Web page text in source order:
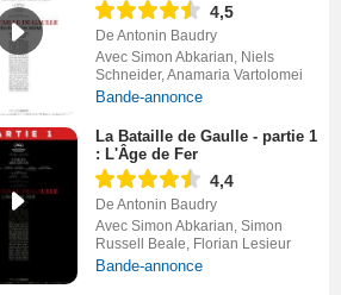
4,5
De Antonin Baudry
Avec Simon Abkarian, Niels
Schneider, Anamaria Vartolomei
Bande-annonce
La Bataille de Gaulle - partie 1
: L'Âge de Fer
4,4
De Antonin Baudry
Avec Simon Abkarian, Simon
Russell Beale, Florian Lesieur
Bande-annonce